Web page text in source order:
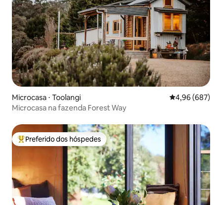
Microcasa ⋅ Toolangi 4,96 de uma
4,96 (687)
Microcasa na fazenda Forest Way
Entre os melhores preferidos dos hóspedes
Preferido dos hóspedes